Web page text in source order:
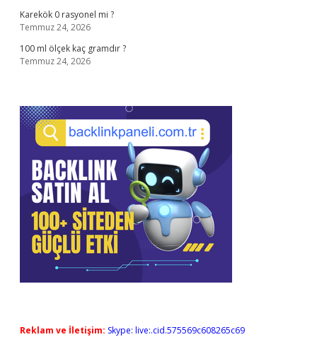
Karekök 0 rasyonel mi ?
Temmuz 24, 2026
100 ml ölçek kaç gramdır ?
Temmuz 24, 2026
Reklam ve İletişim: Skype: live:.cid.575569c608265c69